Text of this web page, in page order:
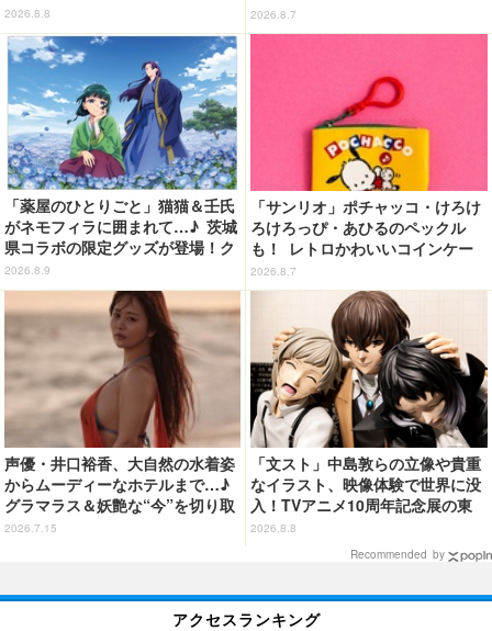
ーングッズ情報が到着【サンリオ
ピューロランド】
2026.8.8
Tシャツなどミニコレクション登
場
2026.8.7
「薬屋のひとりごと」猫猫＆壬氏
がネモフィラに囲まれて…♪ 茨城
県コラボの限定グッズが登場！ク
リアファイルやポストカードなど
2026.8.9
「サンリオ」ポチャッコ・けろけ
ろけろっぴ・あひるのペックル
も！ レトロかわいいコインケー
ス第2弾がカプセルトイに登場♪
2026.8.7
声優・井口裕香、大自然の水着姿
からムーディーなホテルまで…♪
グラマラス＆妖艶な“今”を切り取
り！3冊目写真集が発売中
2026.7.15
「文スト」中島敦らの立像や貴重
なイラスト、映像体験で世界に没
入！TVアニメ10周年記念展の東
京会場フォトレポートが到着
2026.8.8
Recommended by
アクセスランキング